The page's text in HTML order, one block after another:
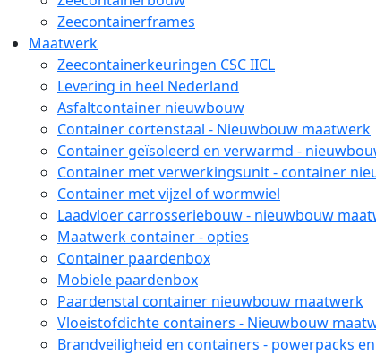
Zeecontainerframes
Maatwerk
Zeecontainerkeuringen CSC IICL
Levering in heel Nederland
Asfaltcontainer nieuwbouw
Container cortenstaal - Nieuwbouw maatwerk
Container geïsoleerd en verwarmd -
Container met verwerkingsunit - container
Container met vijzel of wormwiel
Laadvloer carrosseriebouw - nieuwbouw
Maatwerk container - opties
Container paardenbox
Mobiele paardenbox
Paardenstal container nieuwbouw maatwerk
Vloeistofdichte containers - Nieuwbouw
Brandveiligheid en containers - powerpacks